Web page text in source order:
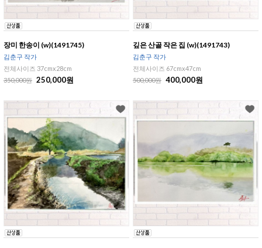
장미 한송이 (w)(1491745)
김춘구 작가
전체사이즈 37cmx28cm
350,000원 250,000원
깊은 산골 작은 집 (w)(1491743)
김춘구 작가
전체사이즈 67cmx47cm
500,000원 400,000원